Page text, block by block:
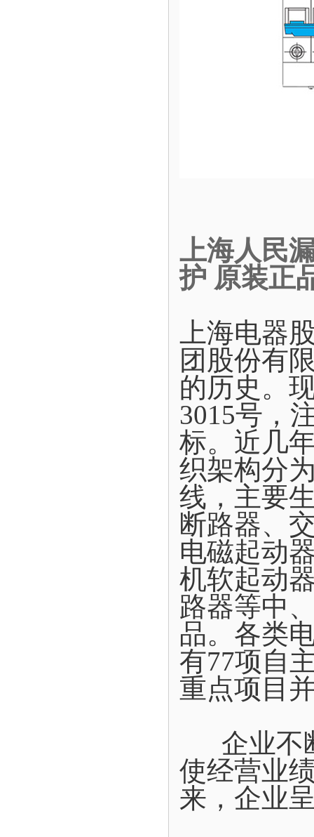
上海人民
护 原装正
上海电器
团股份有
的历史。
3015号，
标。近几
织架构分
线，主要
断路器、
电磁起动
机软起动
路器等中
品。各类
有77项自
重点项目
企业不
使经营业
来，企业